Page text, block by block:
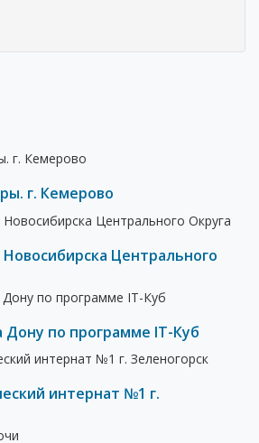
г. Кемерово
Центрального
по программе IT-Куб
интернат №1 г.